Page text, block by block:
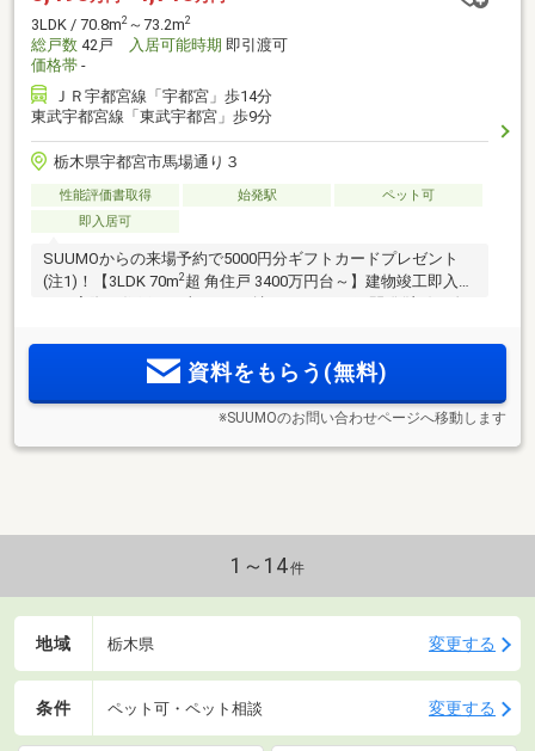
3LDK / 70.8m2 ～73.2m2
総戸数 42戸 入居可能時期 即引渡可
価格帯 -
ＪＲ宇都宮線「宇都宮」歩14分
東武宇都宮線「東武宇都宮」歩9分
栃木県宇都宮市馬場通り３
性能評価書取得 始発駅
ペット可
即入居可
SUUMOからの来場予約で5000円分ギフトカードプレゼント
(注1)！【3LDK 70m2 超 角住戸 3400万円台～】建物竣工即入居
ト馬場通りに1フロア3邸角住戸中心(注3)のプライベートレジ
資料をもらう(無料)
※SUUMOのお問い合わせページへ移動します
1～14件
地域 栃木県 変更する
条件 ペット可・ペット相談 変更する